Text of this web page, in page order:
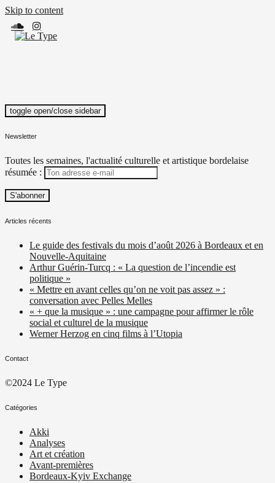
Skip to content
Le Type
Média culturel, indépendant et local.
toggle open/close sidebar
Newsletter
Toutes les semaines, l'actualité culturelle et artistique bordelaise
résumée :
Articles récents
Le guide des festivals du mois d’août 2026 à Bordeaux et en
Nouvelle-Aquitaine
Arthur Guérin-Turcq : « La question de l’incendie est
politique »
« Mettre en avant celles qu’on ne voit pas assez » :
conversation avec Pelles Melles
« + que la musique » : une campagne pour affirmer le rôle
social et culturel de la musique
Werner Herzog en cinq films à l’Utopia
Contact
©2024 Le Type
Catégories
Akki
Analyses
Art et création
Avant-premières
Bordeaux-Kyiv Exchange